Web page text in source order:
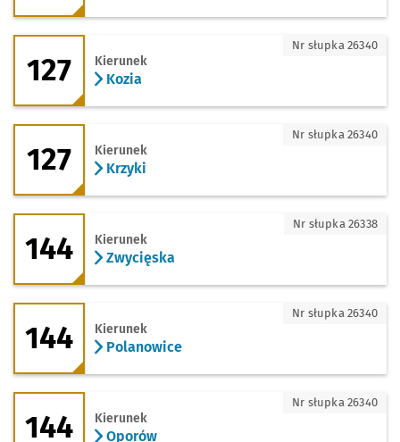
127 - kierunek Kozia
127 Kierunek
Kozia
Nr słupka 26340
127 - kierunek Krzyki
127 Kierunek
Krzyki
Nr słupka 26340
144 - kierunek Zwycięska
144 Kierunek
Zwycięska
Nr słupka 26338
144 - kierunek Polanowice
144 Kierunek
Polanowice
Nr słupka 26340
144 - kierunek Oporów
144 Kierunek
Oporów
Nr słupka 26340